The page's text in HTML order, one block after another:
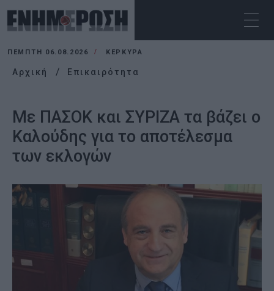
ΠΈΜΠΤΗ 06.08.2026 ΚΕΡΚΥΡΑ
Αρχική Επικαιρότητα
Με ΠΑΣΟΚ και ΣΥΡΙΖΑ τα βάζει ο
Καλούδης για το αποτέλεσμα
των εκλογών